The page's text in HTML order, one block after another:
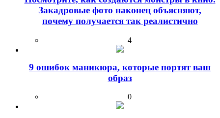
Закадровые фото наконец объясняют,
почему получается так реалистично
4
9 ошибок маникюра, которые портят ваш
образ
0